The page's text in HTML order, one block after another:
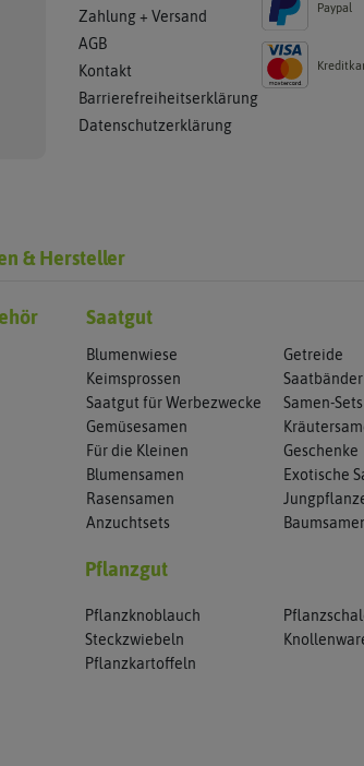
Zahlung + Versand
AGB
Kontakt
Barrierefreiheitserklärung
Datenschutzerklärung
Paypal
& Hersteller
Saatgut
Blumenwiese
Getreide
Keimsprossen
Saatgut für Werbezwecke
Samen-Sets
Gemüsesamen
Für die Kleinen
Geschenke
Blumensamen
Exotische
Rasensamen
Anzuchtsets
Pflanzgut
Pflanzknoblauch
Steckzwiebeln
Pflanzkartoffeln